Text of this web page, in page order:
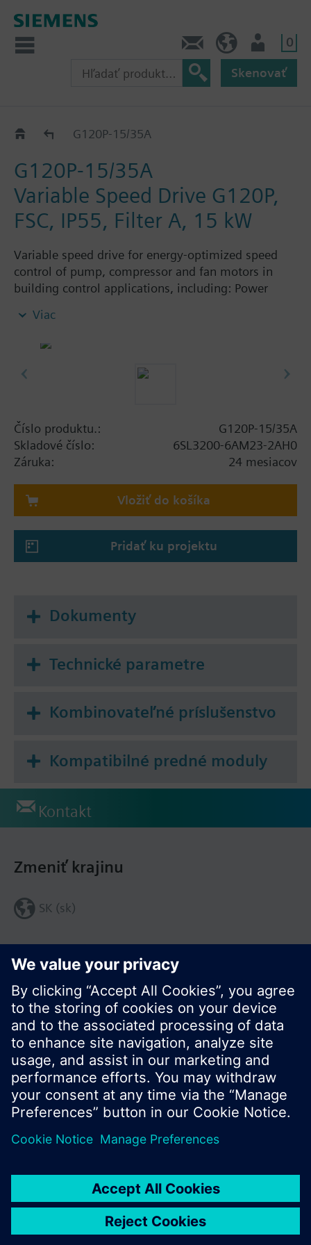
0
Skenovať
G120P..5AG120P-15/35A
G120P-15/35A
Variable Speed Drive G120P,
FSC, IP55, Filter A, 15 kW
Variable speed drive for energy-optimized speed
control of pump, compressor and fan motors in
building control applications, including: Power
screening plate without panel.
Additional info
When using a BOP-2 or Blanking Cover the depth
Viac
Číslo produktu.:
G120P-15/35A
Skladové číslo:
6SL3200-6AM23-2AH0
Záruka:
24 mesiacov
Vložiť do košíka
Pridať ku projektu
Dokumenty
Technické parametre
Kombinovateľné príslušenstvo
Kompatibilné predné moduly
Kontakt
Zdieľať túto stránku:
Zmeniť krajinu
SK (sk)
© Siemens Switzerland Ltd. 2016
rôznych krajinách.